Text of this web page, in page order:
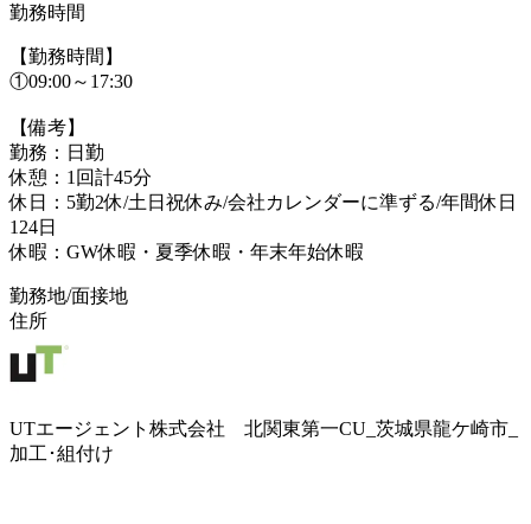
勤務時間
【勤務時間】
①09:00～17:30
【備考】
勤務：日勤
休憩：1回計45分
休日：5勤2休/土日祝休み/会社カレンダーに準ずる/年間休日
124日
休暇：GW休暇・夏季休暇・年末年始休暇
勤務地/面接地
住所
UTエージェント株式会社 北関東第一CU_茨城県龍ケ崎市_
加工･組付け